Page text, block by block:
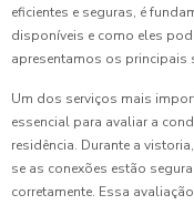
eficientes e seguras, é
disponíveis e como eles
apresentamos os principais
Um dos serviços mais
essencial para avaliar a
residência. Durante a
se as conexões estão
corretamente. Essa